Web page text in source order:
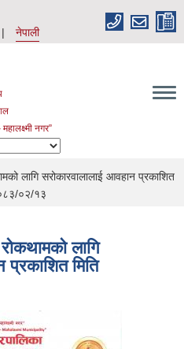
नेपाली
नगर”
लागि सरोकारवालालाई आवहान प्रकाशित
०२/१३
लागि
प्रकाशित मिति